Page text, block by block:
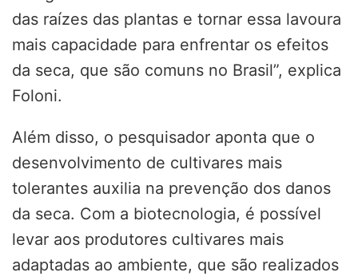
das raízes das plantas e tornar essa lavoura
mais capacidade para enfrentar os efeitos
da seca, que são comuns no Brasil”, explica
Foloni.
Além disso, o pesquisador aponta que o
desenvolvimento de cultivares mais
tolerantes auxilia na prevenção dos danos
da seca. Com a biotecnologia, é possível
levar aos produtores cultivares mais
adaptadas ao ambiente, que são realizados